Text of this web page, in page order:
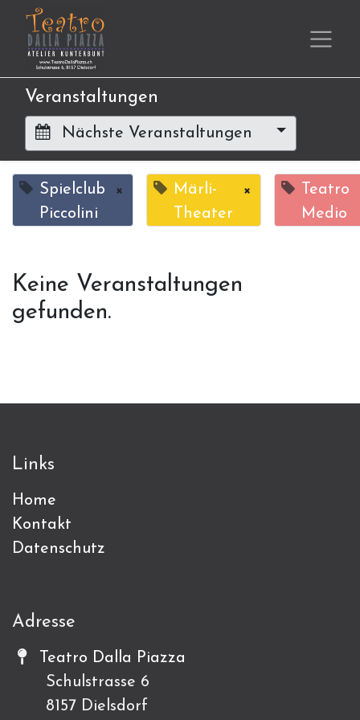
Veranstaltungen
Nächste Veranstaltungen
Spielclub
Piccolini
×
Märli-
Theater
×
Teatro
Medio
Keine Veranstaltungen
gefunden.
Links
Home
Kontakt
Datenschutz
Adresse
Teatro Dalla Piazza
Schulstrasse 6
8157 Dielsdorf